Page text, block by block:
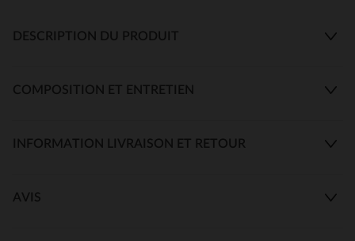
DESCRIPTION DU PRODUIT
COMPOSITION ET ENTRETIEN
INFORMATION LIVRAISON ET RETOUR
AVIS